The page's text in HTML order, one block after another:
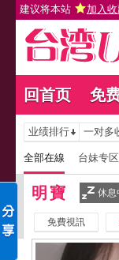
建议将本站 加入
回首页 免
业绩排行 一对多
全部在線 台妹专区
明寶 休息
免費視訊